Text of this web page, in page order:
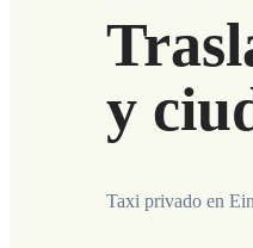
y
Taxi privado en